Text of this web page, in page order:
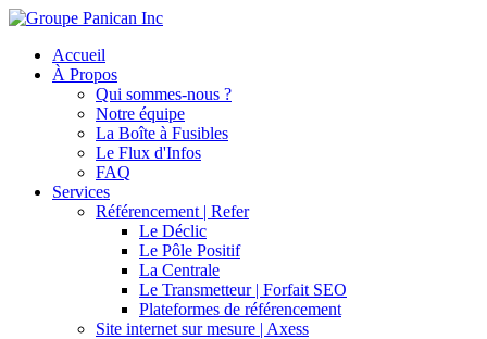
Accueil
À Propos
Qui sommes-nous ?
Notre équipe
La Boîte à Fusibles
Le Flux d'Infos
FAQ
Services
Référencement | Refer
Le Déclic
Le Pôle Positif
La Centrale
Le Transmetteur | Forfait SEO
Plateformes de référencement
Site internet sur mesure | Axess